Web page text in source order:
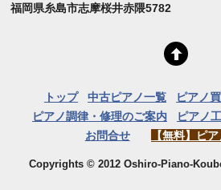
福岡県糸島市志摩桜井赤隈5782
トップ 中古ピアノ一覧 ピアノ
ピアノ調律・修理のご案内
ピアノ
お問合せ
【無料】ピ
Copyrights © 2012 Oshiro-Piano-